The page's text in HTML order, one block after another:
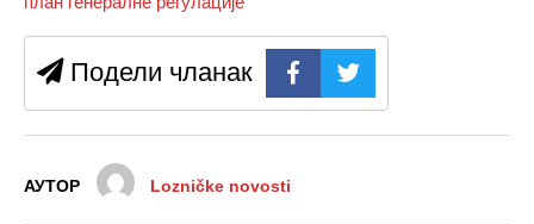
Подели чланак
АУТОР Lozničke novosti